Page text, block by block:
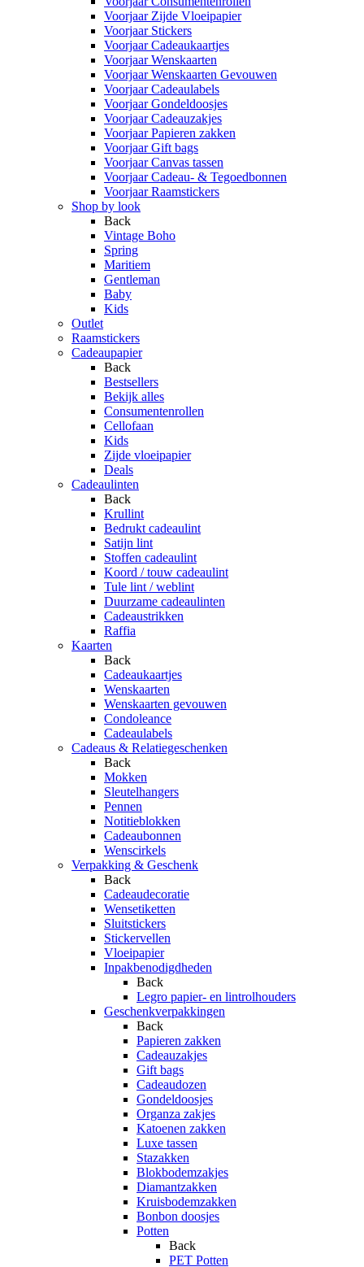
Voorjaar Zijde Vloeipapier
Voorjaar Stickers
Voorjaar Cadeaukaartjes
Voorjaar Wenskaarten
Voorjaar Wenskaarten Gevouwen
Voorjaar Cadeaulabels
Voorjaar Gondeldoosjes
Voorjaar Cadeauzakjes
Voorjaar Papieren zakken
Voorjaar Gift bags
Voorjaar Canvas tassen
Voorjaar Cadeau- & Tegoedbonnen
Voorjaar Raamstickers
Shop by look
Back
Vintage Boho
Spring
Maritiem
Gentleman
Baby
Kids
Outlet
Raamstickers
Cadeaupapier
Back
Bestsellers
Bekijk alles
Consumentenrollen
Cellofaan
Kids
Zijde vloeipapier
Deals
Cadeaulinten
Back
Krullint
Bedrukt cadeaulint
Satijn lint
Stoffen cadeaulint
Koord / touw cadeaulint
Tule lint / weblint
Duurzame cadeaulinten
Cadeaustrikken
Raffia
Kaarten
Back
Cadeaukaartjes
Wenskaarten
Wenskaarten gevouwen
Condoleance
Cadeaulabels
Cadeaus & Relatiegeschenken
Back
Mokken
Sleutelhangers
Pennen
Notitieblokken
Cadeaubonnen
Wenscirkels
Verpakking & Geschenk
Back
Cadeaudecoratie
Wensetiketten
Sluitstickers
Stickervellen
Vloeipapier
Inpakbenodigdheden
Back
Legro papier- en lintrolhouders
Geschenkverpakkingen
Back
Papieren zakken
Cadeauzakjes
Gift bags
Cadeaudozen
Gondeldoosjes
Organza zakjes
Katoenen zakken
Luxe tassen
Stazakken
Blokbodemzakjes
Diamantzakken
Kruisbodemzakken
Bonbon doosjes
Potten
Back
PET Potten